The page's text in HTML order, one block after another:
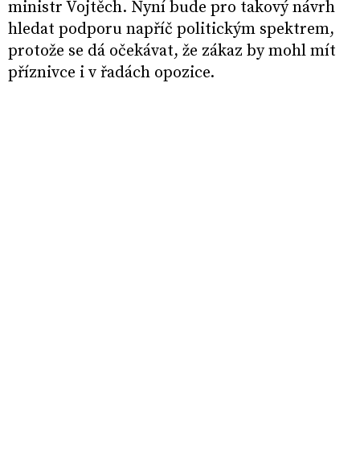
ministr Vojtěch. Nyní bude pro takový návrh
hledat podporu napříč politickým spektrem,
protože se dá očekávat, že zákaz by mohl mít
příznivce i v řadách opozice.